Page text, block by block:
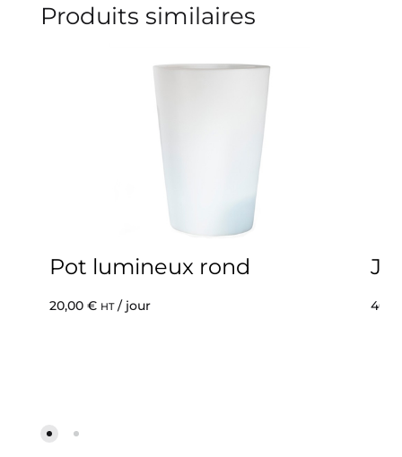
Produits similaires
Pot lumineux rond
20,00 € HT/ jour